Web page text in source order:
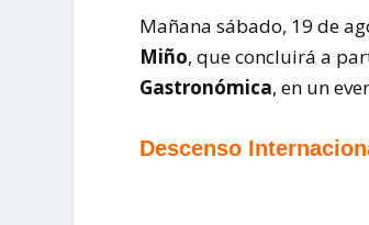
Mañana sábado, 19 de
Miño, que concluirá a
Gastronómica, en un
Descenso